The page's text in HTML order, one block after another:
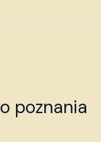
poznania